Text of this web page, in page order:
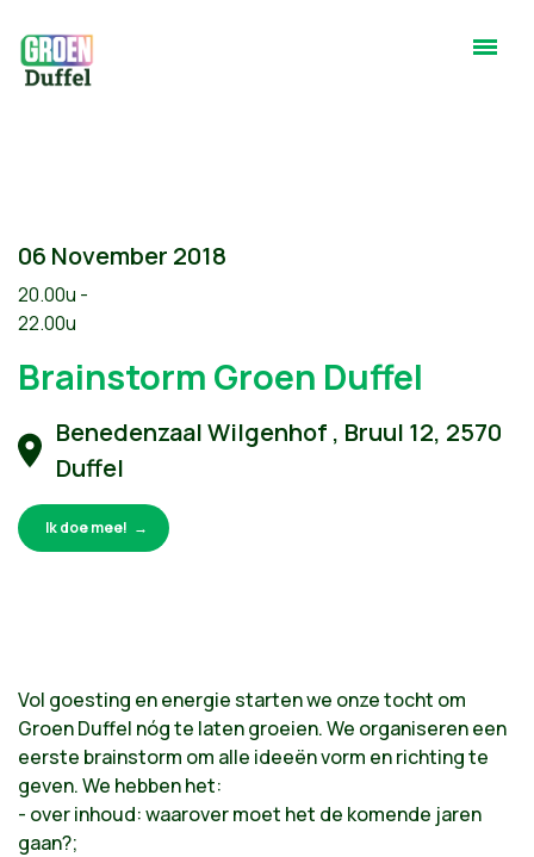
06 November 2018
20.00u -
22.00u
Brainstorm Groen Duffel
Benedenzaal Wilgenhof , Bruul 12, 2570
Duffel
Ik doe mee!
Vol goesting en energie starten we onze tocht om
Groen Duffel nóg te laten groeien. We organiseren een
eerste brainstorm om alle ideeën vorm en richting te
geven. We hebben het:
- over inhoud: waarover moet het de komende jaren
gaan?;